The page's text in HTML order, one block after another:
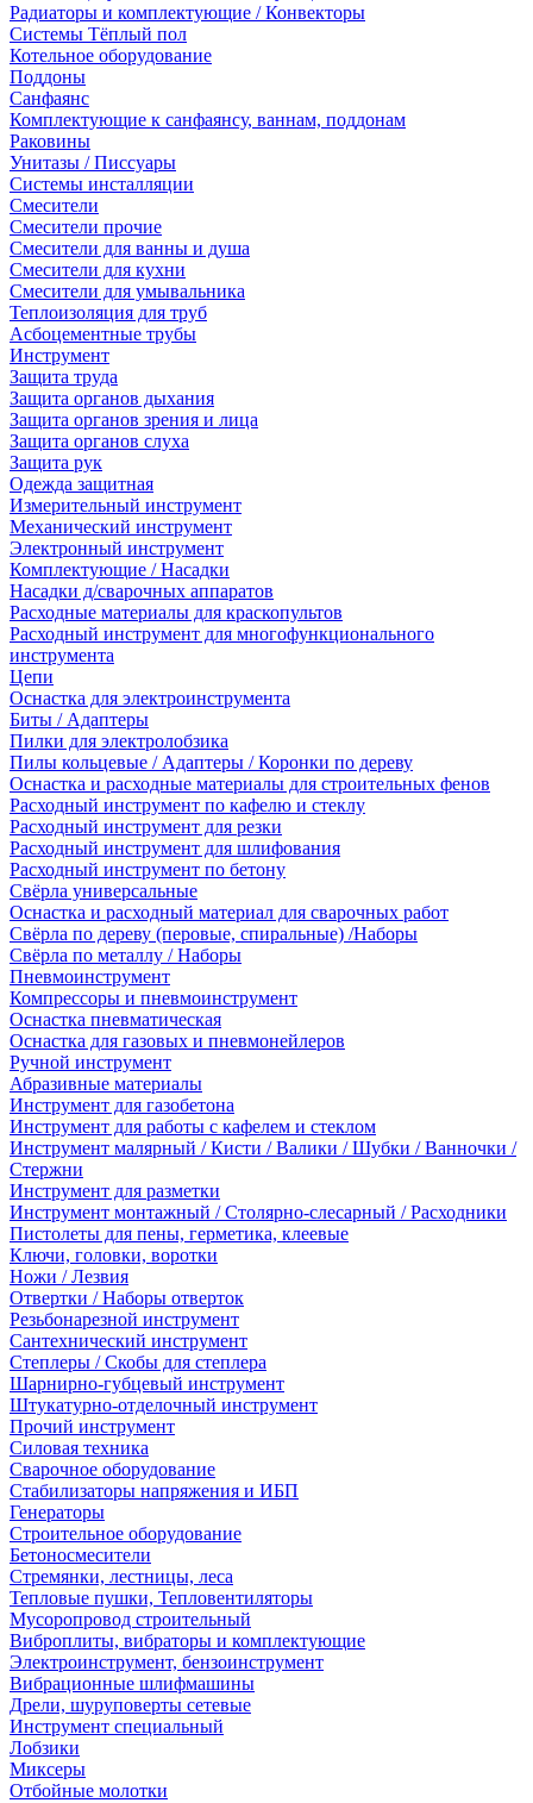
Радиаторы и комплектующие / Конвекторы
Системы Тёплый пол
Котельное оборудование
Поддоны
Санфаянс
Комплектующие к санфаянсу, ваннам, поддонам
Раковины
Унитазы / Писсуары
Системы инсталляции
Смесители
Смесители прочие
Смесители для ванны и душа
Смесители для кухни
Смесители для умывальника
Теплоизоляция для труб
Асбоцементные трубы
Инструмент
Защита труда
Защита органов дыхания
Защита органов зрения и лица
Защита органов слуха
Защита рук
Одежда защитная
Измерительный инструмент
Механический инструмент
Электронный инструмент
Комплектующие / Насадки
Насадки д/сварочных аппаратов
Расходные материалы для краскопультов
Расходный инструмент для многофункционального
инструмента
Цепи
Оснастка для электроинструмента
Биты / Адаптеры
Пилки для электролобзика
Пилы кольцевые / Адаптеры / Коронки по дереву
Оснастка и расходные материалы для строительных фенов
Расходный инструмент по кафелю и стеклу
Расходный инструмент для резки
Расходный инструмент для шлифования
Расходный инструмент по бетону
Свёрла универсальные
Оснастка и расходный материал для сварочных работ
Свёрла по дереву (перовые, спиральные) /Наборы
Свёрла по металлу / Наборы
Пневмоинструмент
Компрессоры и пневмоинструмент
Оснастка пневматическая
Оснастка для газовых и пневмонейлеров
Ручной инструмент
Абразивные материалы
Инструмент для газобетона
Инструмент для работы с кафелем и стеклом
Инструмент малярный / Кисти / Валики / Шубки / Ванночки /
Стержни
Инструмент для разметки
Инструмент монтажный / Столярно-слесарный / Расходники
Пистолеты для пены, герметика, клеевые
Ключи, головки, воротки
Ножи / Лезвия
Отвертки / Наборы отверток
Резьбонарезной инструмент
Сантехнический инструмент
Степлеры / Скобы для степлера
Шарнирно-губцевый инструмент
Штукатурно-отделочный инструмент
Прочий инструмент
Силовая техника
Сварочное оборудование
Стабилизаторы напряжения и ИБП
Генераторы
Строительное оборудование
Бетоносмесители
Стремянки, лестницы, леса
Тепловые пушки, Тепловентиляторы
Мусоропровод строительный
Виброплиты, вибраторы и комплектующие
Электроинструмент, бензоинструмент
Вибрационные шлифмашины
Дрели, шуруповерты сетевые
Инструмент специальный
Лобзики
Миксеры
Отбойные молотки